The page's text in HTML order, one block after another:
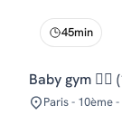
45min
Baby gym 🏃‍♀️